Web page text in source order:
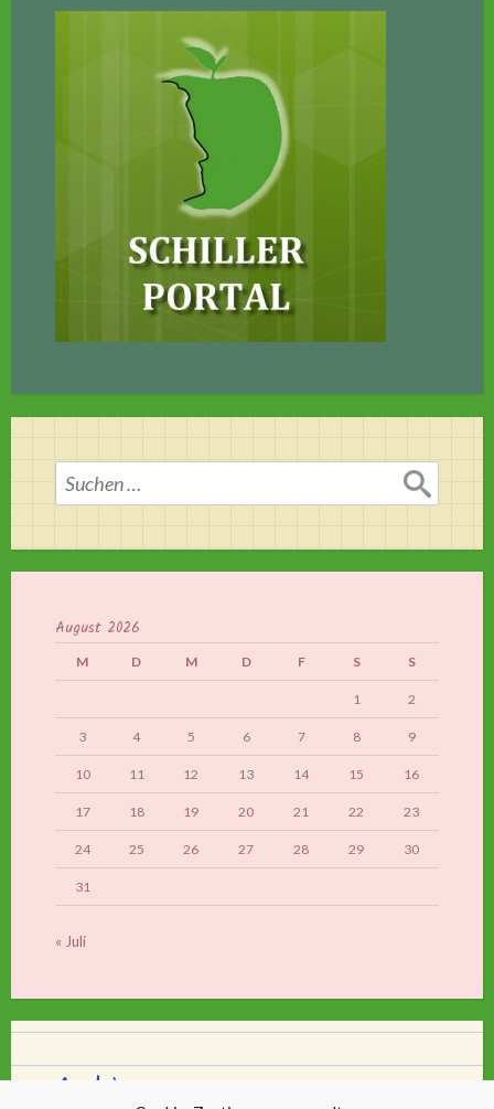
Suchen
nach:
August 2026
M D M D F S S
1 2
3 4 5 6 7 8 9
10 11 12 13 14 15 16
17 18 19 20 21 22 23
24 25 26 27 28 29 30
31
« Juli
Archiv